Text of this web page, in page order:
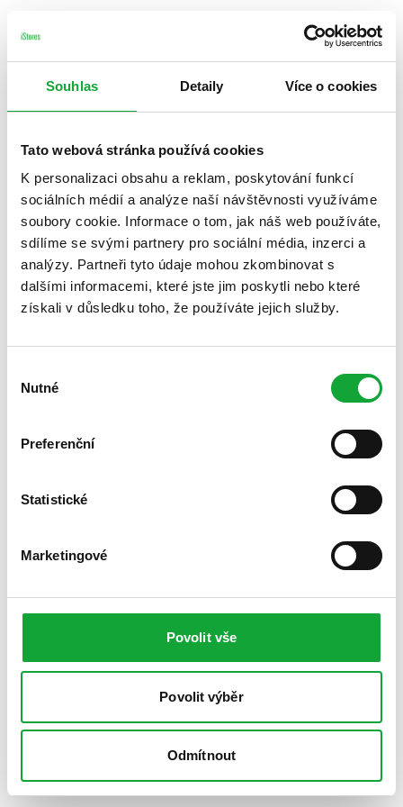
Souhlas Detaily Více o cookies
Tato webová stránka používá cookies
K personalizaci obsahu a reklam, poskytování funkcí
sociálních médií a analýze naší návštěvnosti využíváme
soubory cookie. Informace o tom, jak náš web používáte,
sdílíme se svými partnery pro sociální média, inzerci a
analýzy. Partneři tyto údaje mohou zkombinovat s
dalšími informacemi, které jste jim poskytli nebo které
získali v důsledku toho, že používáte jejich služby.
souhlasu
Nutné
Preferenční
Statistické
Marketingové
Povolit vše
Povolit výběr
Odmítnout